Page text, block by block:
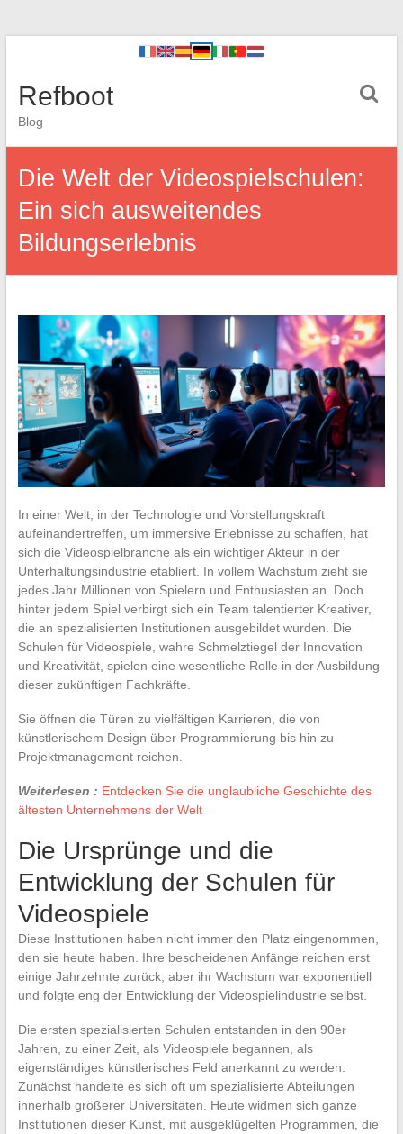
Refboot
Blog
Die Welt der Videospielschulen:
Ein sich ausweitendes
Bildungserlebnis
In einer Welt, in der Technologie und Vorstellungskraft
aufeinandertreffen, um immersive Erlebnisse zu schaffen, hat
sich die Videospielbranche als ein wichtiger Akteur in der
Unterhaltungsindustrie etabliert. In vollem Wachstum zieht sie
jedes Jahr Millionen von Spielern und Enthusiasten an. Doch
hinter jedem Spiel verbirgt sich ein Team talentierter Kreativer,
die an spezialisierten Institutionen ausgebildet wurden. Die
Schulen für Videospiele, wahre Schmelztiegel der Innovation
und Kreativität, spielen eine wesentliche Rolle in der Ausbildung
dieser zukünftigen Fachkräfte.
Sie öffnen die Türen zu vielfältigen Karrieren, die von
künstlerischem Design über Programmierung bis hin zu
Projektmanagement reichen.
Weiterlesen : Entdecken Sie die unglaubliche Geschichte des
ältesten Unternehmens der Welt
Die Ursprünge und die
Entwicklung der Schulen für
Videospiele
Diese Institutionen haben nicht immer den Platz eingenommen,
den sie heute haben. Ihre bescheidenen Anfänge reichen erst
einige Jahrzehnte zurück, aber ihr Wachstum war exponentiell
und folgte eng der Entwicklung der Videospielindustrie selbst.
Die ersten spezialisierten Schulen entstanden in den 90er
Jahren, zu einer Zeit, als Videospiele begannen, als
eigenständiges künstlerisches Feld anerkannt zu werden.
Zunächst handelte es sich oft um spezialisierte Abteilungen
innerhalb größerer Universitäten. Heute widmen sich ganze
Institutionen dieser Kunst, mit ausgeklügelten Programmen, die